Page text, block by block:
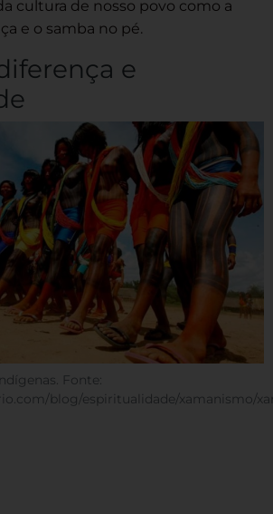
cultura de nosso povo como a
e o samba no pé.
e
Fonte:
blog/espiritualidade/xamanismo/